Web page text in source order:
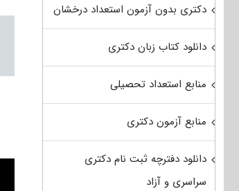
دکتری بدون آزمون استعداد درخشان
دانلود کتاب زبان دکتری
منابع استعداد تحصیلی
منابع آزمون دکتری
دانلود دفترچه ثبت نام دکتری
سراسری و آزاد